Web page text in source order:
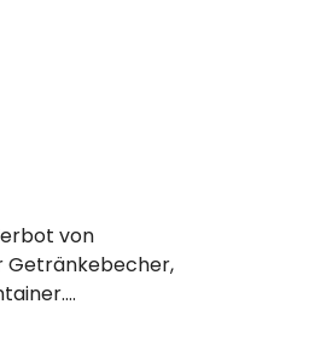
von
Getränkebecher,